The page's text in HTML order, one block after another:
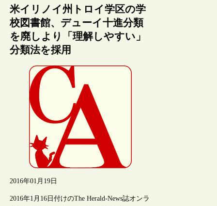
米イリノイ州トロイ学区の学
校図書館、デューイ十進分類
を廃しより「理解しやすい」
分類法を採用
2016年01月19日
2016年1月16日付けのThe Herald-News誌オンラ